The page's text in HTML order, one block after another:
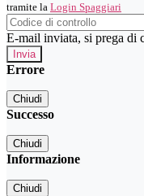
tramite la Login Spaggiari
E-mail inviata, si prega di
Errore
Chiudi
Successo
Chiudi
Informazione
Chiudi